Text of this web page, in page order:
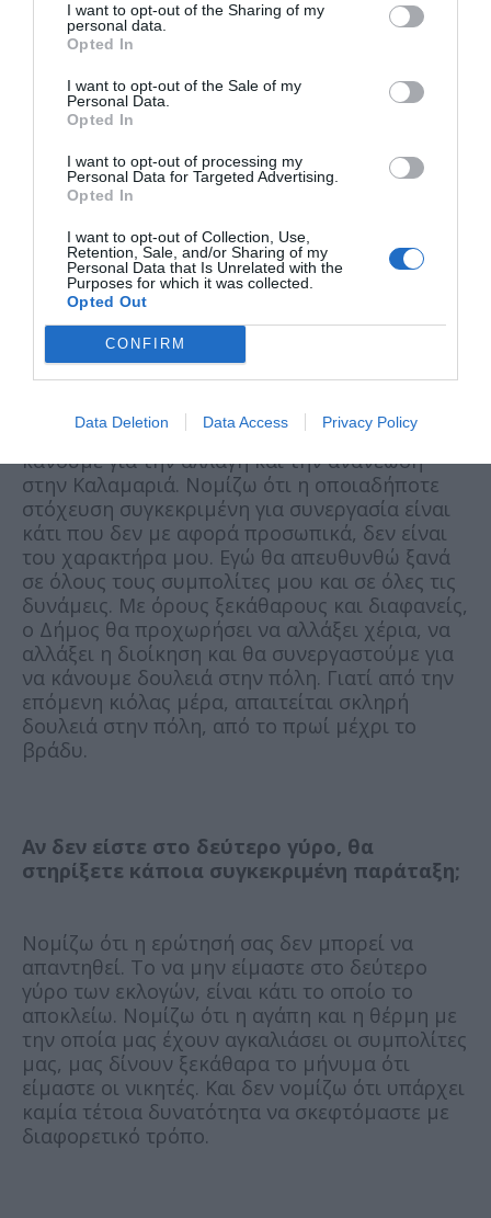
I want to opt-out of the Sharing of my
personal data.
Opted In
I want to opt-out of the Sale of my
Personal Data.
Opted In
I want to opt-out of processing my
Personal Data for Targeted Advertising.
Opted In
I want to opt-out of Collection, Use,
Retention, Sale, and/or Sharing of my
Personal Data that Is Unrelated with the
Purposes for which it was collected.
Opted Out
CONFIRM
Data Deletion Data Access Privacy Policy
προσπάθεια. Θα ξεκινήσουμε από τις
γειτονιές, θα ξεκινήσουμε την περιφέρεια.
Είναι ξεκάθαρο ότι η Καλαμαριά δεν είναι μόνο
το κέντρο.
Σε περίπτωση που οι εκλογές πάνε σε
επιδιώξετε στήριξη από κάποια
συγκεκριμένη παράταξη ή όχι;
Εμείς από την αρχή έχουμε καλέσει όλους
τους πολίτες, όλους τους δημότες, όλες τις
δυνάμεις να συμπορευθούν, να
συστρατευθούν στην προσπάθεια που
κάνουμε για την αλλαγή και την ανανέωση
στην Καλαμαριά. Νομίζω ότι η οποιαδήποτε
στόχευση συγκεκριμένη για συνεργασία είναι
κάτι που δεν με αφορά προσωπικά, δεν είναι
του χαρακτήρα μου. Εγώ θα απευθυνθώ ξανά
σε όλους τους συμπολίτες μου και σε όλες τις
δυνάμεις. Με όρους ξεκάθαρους και διαφανείς,
ο Δήμος θα προχωρήσει να αλλάξει χέρια, να
αλλάξει η διοίκηση και θα συνεργαστούμε για
να κάνουμε δουλειά στην πόλη. Γιατί από την
επόμενη κιόλας μέρα, απαιτείται σκληρή
δουλειά στην πόλη, από το πρωί μέχρι το
βράδυ.
Αν δεν είστε στο δεύτερο γύρο, θα
στηρίξετε κάποια συγκεκριμένη παράταξη;
Νομίζω ότι η ερώτησή σας δεν μπορεί να
απαντηθεί. Το να μην είμαστε στο δεύτερο
γύρο των εκλογών, είναι κάτι το οποίο το
αποκλείω. Νομίζω ότι η αγάπη και η θέρμη με
την οποία μας έχουν αγκαλιάσει οι συμπολίτες
μας, μας δίνουν ξεκάθαρα το μήνυμα ότι
είμαστε οι νικητές. Και δεν νομίζω ότι υπάρχει
καμία τέτοια δυνατότητα να σκεφτόμαστε με
διαφορετικό τρόπο.